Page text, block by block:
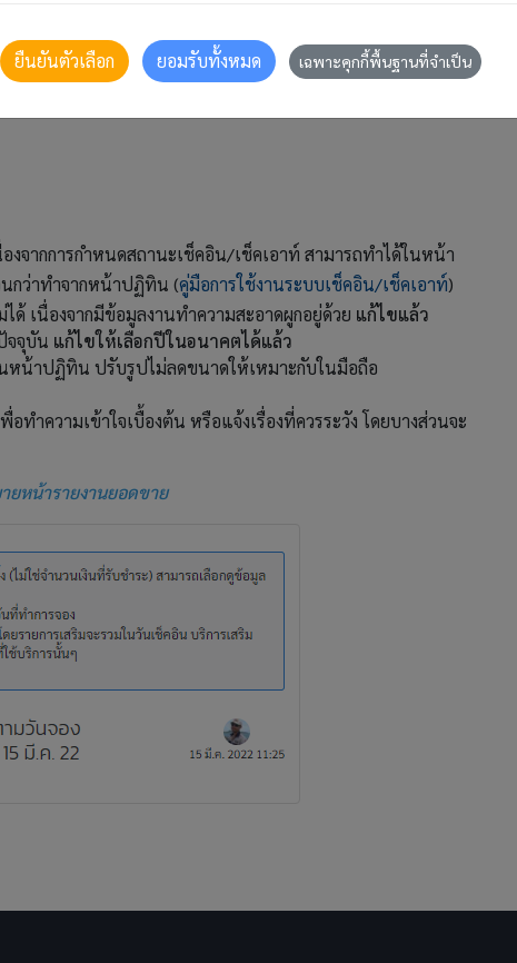
กช่วงเวลาในแต่ละส่วน เพื่อดูข้อมูลตามช่วงเวลาที่ต้องการ
งจากการกำหนดสถานะเช็คอิน/เช็คเอาท์ สามารถทำได้ในหน้า
นกว่าทำจากหน้าปฏิทิน (คู่มือการใช้งานระบบเช็คอิน/เช็คเอาท์)
ด้ เนื่องจากมีข้อมูลงานทำความสะอาดผูกอยู่ด้วย แก้ไขแล้ว
จจุบัน แก้ไขให้เลือกปีในอนาคตได้แล้ว
หน้าปฏิทิน ปรับรูปไม่ลดขนาดให้เหมาะกับในมือถือ
ทำความเข้าใจเบื้องต้น หรือแจ้งเรื่องที่ควรระวัง โดยบางส่วนจะ
ยหน้ารายงานยอดขาย
ยืนยันตัวเลือก ยอมรับทั้งหมด เฉพาะคุกกี้พื้นฐานที่จำเป็น